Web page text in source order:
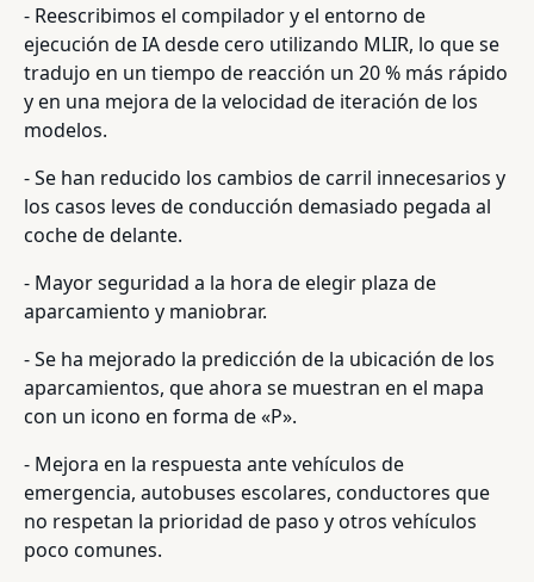
- Reescribimos el compilador y el entorno de
ejecución de IA desde cero utilizando MLIR, lo que se
tradujo en un tiempo de reacción un 20 % más rápido
y en una mejora de la velocidad de iteración de los
modelos.
- Se han reducido los cambios de carril innecesarios y
los casos leves de conducción demasiado pegada al
coche de delante.
- Mayor seguridad a la hora de elegir plaza de
aparcamiento y maniobrar.
- Se ha mejorado la predicción de la ubicación de los
aparcamientos, que ahora se muestran en el mapa
con un icono en forma de «P».
- Mejora en la respuesta ante vehículos de
emergencia, autobuses escolares, conductores que
no respetan la prioridad de paso y otros vehículos
poco comunes.